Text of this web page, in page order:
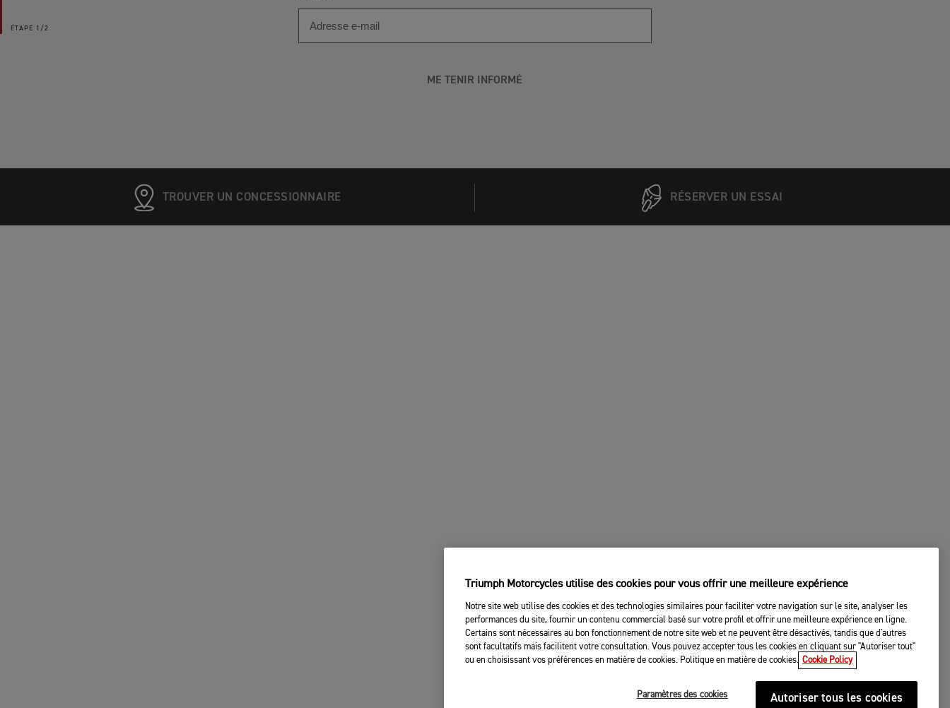
ÉTAPE 1/2
ME TENIR INFORMÉ
TROUVER UN CONCESSIONNAIRE RÉSERVER UN ESSAI
Triumph Motorcycles utilise des cookies pour vous offrir une meilleure expérience
Notre site web utilise des cookies et des technologies similaires pour faciliter votre navigation sur le site, analyser les
performances du site, fournir un contenu commercial basé sur votre profil et offrir une meilleure expérience en ligne.
Certains sont nécessaires au bon fonctionnement de notre site web et ne peuvent être désactivés, tandis que d'autres
sont facultatifs mais facilitent votre consultation. Vous pouvez accepter tous les cookies en cliquant sur "Autoriser tout"
ou en choisissant vos préférences en matière de cookies. Politique en matière de cookies. Cookie Policy
Paramètres des cookies Autoriser tous les cookies